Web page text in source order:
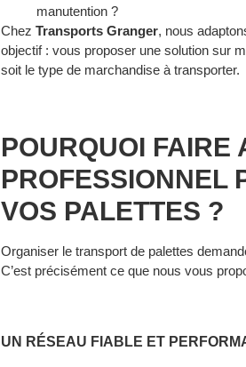
manutention ?
Chez Transports Granger, nous
objectif : vous proposer une solution sur
soit le type de marchandise à transporter.
POURQUOI FAIRE
PROFESSIONNEL
VOS PALETTES ?
Organiser le transport de palettes
C’est précisément ce que nous vous
UN RÉSEAU FIABLE ET